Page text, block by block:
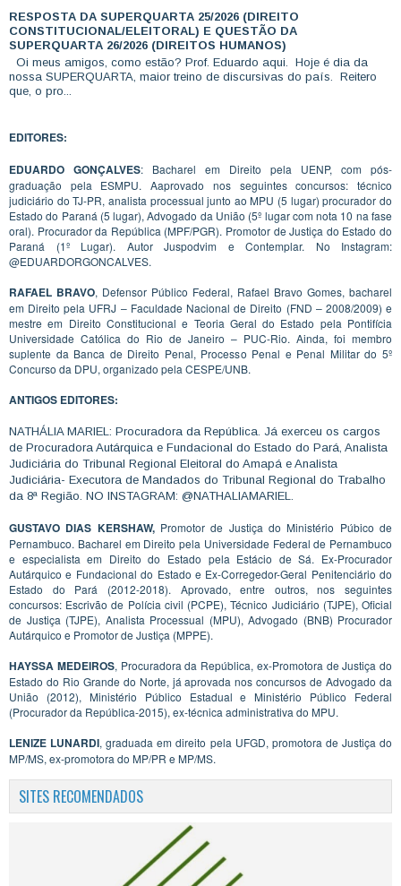
RESPOSTA DA SUPERQUARTA 25/2026 (DIREITO
CONSTITUCIONAL/ELEITORAL) E QUESTÃO DA
SUPERQUARTA 26/2026 (DIREITOS HUMANOS)
Oi meus amigos, como estão? Prof. Eduardo aqui. Hoje é dia da
nossa SUPERQUARTA, maior treino de discursivas do país. Reitero
que, o pro...
EDITORES:
EDUARDO GONÇALVES: Bacharel em Direito pela UENP, com pós-
graduação pela ESMPU. Aaprovado nos seguintes concursos: técnico
judiciário do TJ-PR, analista processual junto ao MPU (5 lugar) procurador do
Estado do Paraná (5 lugar), Advogado da União (5º lugar com nota 10 na fase
oral). Procurador da República (MPF/PGR). Promotor de Justiça do Estado do
Paraná (1º Lugar). Autor Juspodvim e Contemplar. No Instagram:
@EDUARDORGONCALVES.
RAFAEL BRAVO, Defensor Público Federal, Rafael Bravo Gomes, bacharel
em Direito pela UFRJ – Faculdade Nacional de Direito (FND – 2008/2009) e
mestre em Direito Constitucional e Teoria Geral do Estado pela Pontifícia
Universidade Católica do Rio de Janeiro – PUC-Rio. Ainda, foi membro
suplente da Banca de Direito Penal, Processo Penal e Penal Militar do 5º
Concurso da DPU, organizado pela CESPE/UNB.
ANTIGOS EDITORES:
NATHÁLIA MARIEL: Procuradora da República. Já exerceu os cargos
de Procuradora Autárquica e Fundacional do Estado do Pará, Analista
Judiciária do Tribunal Regional Eleitoral do Amapá e Analista
Judiciária- Executora de Mandados do Tribunal Regional do Trabalho
da 8ª Região. NO INSTAGRAM: @NATHALIAMARIEL.
GUSTAVO DIAS KERSHAW, Promotor de Justiça do Ministério Púbico de
Pernambuco. Bacharel em Direito pela Universidade Federal de Pernambuco
e especialista em Direito do Estado pela Estácio de Sá. Ex-Procurador
Autárquico e Fundacional do Estado e Ex-Corregedor-Geral Penitenciário do
Estado do Pará (2012-2018). Aprovado, entre outros, nos seguintes
concursos: Escrivão de Polícia civil (PCPE), Técnico Judiciário (TJPE), Oficial
de Justiça (TJPE), Analista Processual (MPU), Advogado (BNB) Procurador
Autárquico e Promotor de Justiça (MPPE).
HAYSSA MEDEIROS, Procuradora da República, ex-Promotora de Justiça do
Estado do Rio Grande do Norte, já aprovada nos concursos de Advogado da
União (2012), Ministério Público Estadual e Ministério Público Federal
(Procurador da República-2015), ex-técnica administrativa do MPU.
LENIZE LUNARDI, graduada em direito pela UFGD, promotora de Justiça do
MP/MS, ex-promotora do MP/PR e MP/MS.
SITES RECOMENDADOS